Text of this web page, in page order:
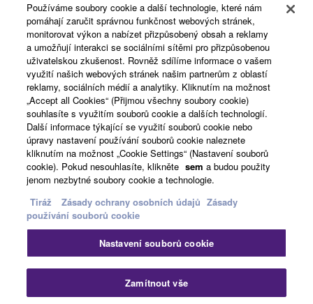
O Yamaze
Česká republika a Slovensko - Czech
Business
Kontaktujte násPodmínky užití
Zásady ochrany osobních údajů
Zásady používání souborů cookieTiráž
Používáme soubory cookie a další technologie, které nám
pomáhají zaručit správnou funkčnost webových stránek,
monitorovat výkon a nabízet přizpůsobený obsah a reklamy
a umožňují interakci se sociálními sítěmi pro přizpůsobenou
uživatelskou zkušenost. Rovněž sdílíme informace o vašem
využití našich webových stránek našim partnerům z oblastí
reklamy, sociálních médií a analytiky. Kliknutím na možnost
„Accept all Cookies“ (Přijmou všechny soubory cookie)
souhlasíte s využitím souborů cookie a dalších technologií.
Další informace týkající se využití souborů cookie nebo
úpravy nastavení používání souborů cookie naleznete
kliknutím na možnost „Cookie Settings“ (Nastavení souborů
cookie). Pokud nesouhlasíte, klikněte sem a budou použity
jenom nezbytné soubory cookie a technologie.
Tiráž
Zásady ochrany osobních údajů Zásady
používání souborů cookie
Nastavení souborů cookie
Zamítnout vše